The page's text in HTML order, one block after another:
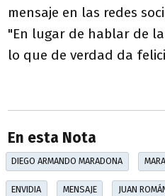
mensaje en las redes
"En lugar de hablar de
lo que de verdad da
En esta Nota
DIEGO ARMANDO MARADONA
ENVIDIA MENSAJE JUAN